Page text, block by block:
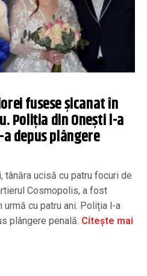
fusese șicanat în
Poliția din Onești l-a
depus plângere
tânăra ucisă cu patru focuri de
Cosmopolis, a fost
urmă cu patru ani. Poliția l-a
plângere penală. Citește mai